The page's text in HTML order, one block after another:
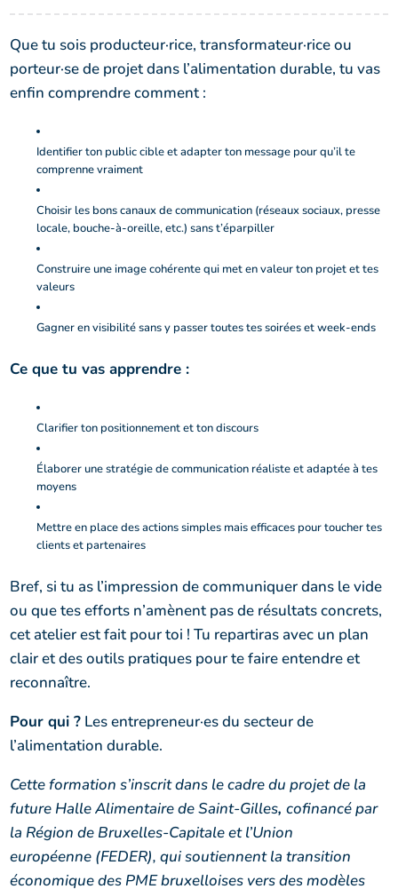
Que tu sois producteur·rice, transformateur·rice ou
porteur·se de projet dans l’alimentation durable, tu vas
enfin comprendre comment :
Identifier ton public cible et adapter ton message pour qu’il te
comprenne vraiment
Choisir les bons canaux de communication (réseaux sociaux, presse
locale, bouche-à-oreille, etc.) sans t’éparpiller
Construire une image cohérente qui met en valeur ton projet et tes
valeurs
Gagner en visibilité sans y passer toutes tes soirées et week-ends
Ce que tu vas apprendre :
Clarifier ton positionnement et ton discours
Élaborer une stratégie de communication réaliste et adaptée à tes
moyens
Mettre en place des actions simples mais efficaces pour toucher tes
clients et partenaires
Bref, si tu as l’impression de communiquer dans le vide
ou que tes efforts n’amènent pas de résultats concrets,
cet atelier est fait pour toi ! Tu repartiras avec un plan
clair et des outils pratiques pour te faire entendre et
reconnaître.
Pour qui ? Les entrepreneur·es du secteur de
l’alimentation durable.
Cette formation s’inscrit dans le cadre du projet de la
future Halle Alimentaire de Saint-Gilles,cofinancé par
la Région de Bruxelles-Capitale et l’Union
européenne (FEDER), qui soutiennent la transition
économique des PME bruxelloises vers des modèles